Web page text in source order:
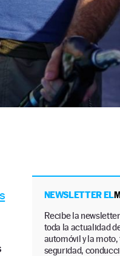
NEWSLETTER EL
Recibe la
toda la actualidad
automóvil y la
seguridad,